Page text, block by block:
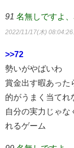
91 名無しですよ
2022/11/17(木)
>>72
勢いがやばいわ
賞金出す暇あった
的がうまく当てれ
自分の実力じゃな
れるゲーム